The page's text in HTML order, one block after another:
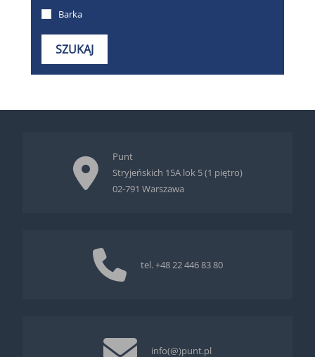
Punt
Stryjeńskich 15A lok 5 (1 piętro)
02-791 Warszawa
tel. +48 22 446 83 80
info(@)punt.pl